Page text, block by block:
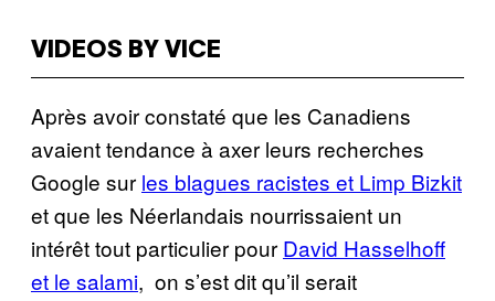
VIDEOS BY VICE
Après avoir constaté que les Canadiens
avaient tendance à axer leurs recherches
Google sur les blagues racistes et Limp Bizkit
et que les Néerlandais nourrissaient un
intérêt tout particulier pour David Hasselhoff
et le salami, on s’est dit qu’il serait